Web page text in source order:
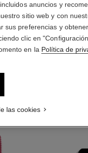
anuncios y
sitio web y con
sus preferencias y
clic en
en la Política de
las cookies